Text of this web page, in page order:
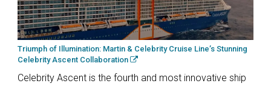
Triumph of Illumination: Martin & Celebrity Cruise Line’s Stunning
Celebrity Ascent Collaboration
Celebrity Ascent is the fourth and most innovative ship